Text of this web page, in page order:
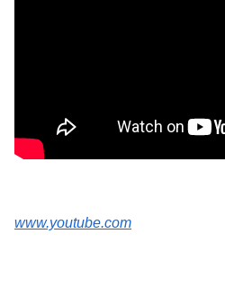
www.youtube.com